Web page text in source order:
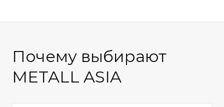
Почему выбирают
METALL ASIA